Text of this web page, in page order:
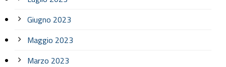
Giugno 2023
Maggio 2023
Marzo 2023